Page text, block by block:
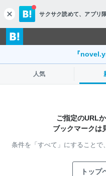
c
l
o
s
サクサク読めて、 アプリ
『
人気
ご指定のURL
ブックマークは
条件を「すべて」にすることで、
トップ